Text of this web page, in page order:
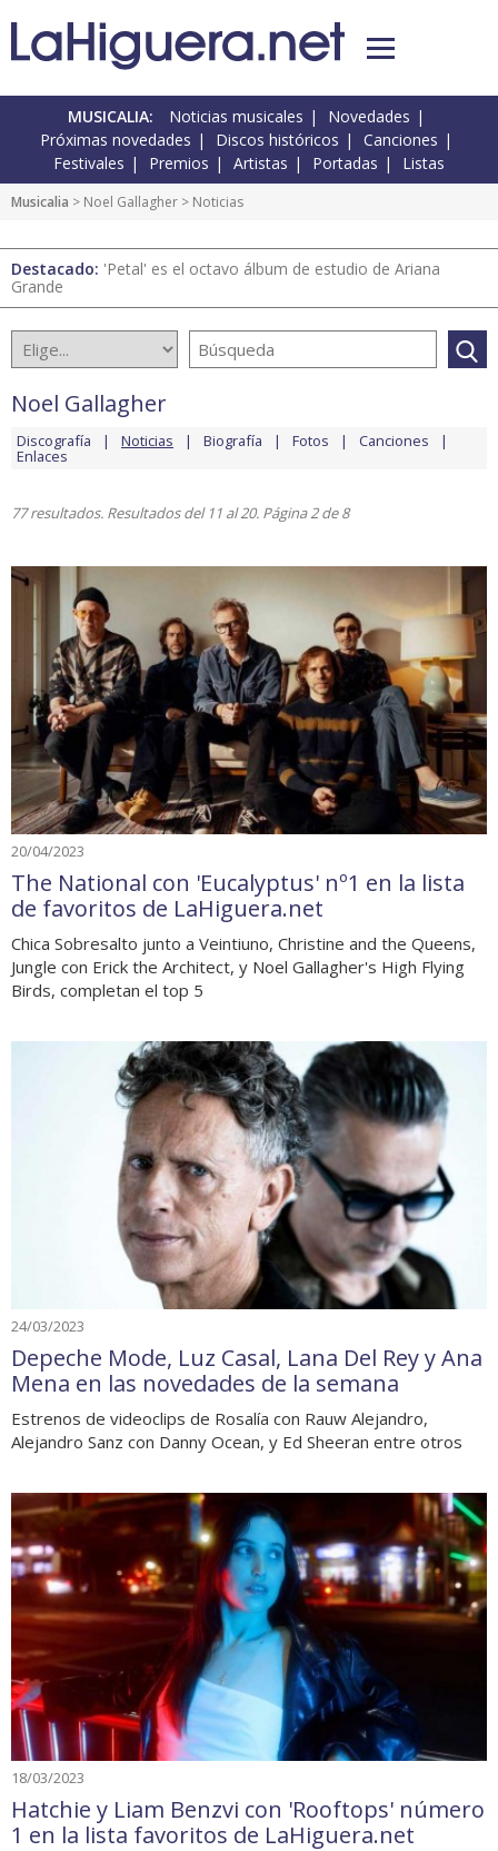
MUSICALIA: Noticias musicales
Novedades
Próximas novedades
Discos históricos
Canciones
Festivales
Premios Artistas Portadas Listas
Musicalia > Noel Gallagher > Noticias
Destacado: 'Petal' es el octavo álbum de estudio de Ariana
Grande
Noel Gallagher
Discografía Noticias Biografía Fotos Canciones
Enlaces
77 resultados. Resultados del 11 al 20. Página 2 de 8
20/04/2023
The National con 'Eucalyptus' nº1 en la lista
de favoritos de LaHiguera.net
Chica Sobresalto junto a Veintiuno, Christine and the Queens,
Jungle con Erick the Architect, y Noel Gallagher's High Flying
Birds, completan el top 5
24/03/2023
Depeche Mode, Luz Casal, Lana Del Rey y Ana
Mena en las novedades de la semana
Estrenos de videoclips de Rosalía con Rauw Alejandro,
Alejandro Sanz con Danny Ocean, y Ed Sheeran entre otros
18/03/2023
Hatchie y Liam Benzvi con 'Rooftops' número
1 en la lista favoritos de LaHiguera.net